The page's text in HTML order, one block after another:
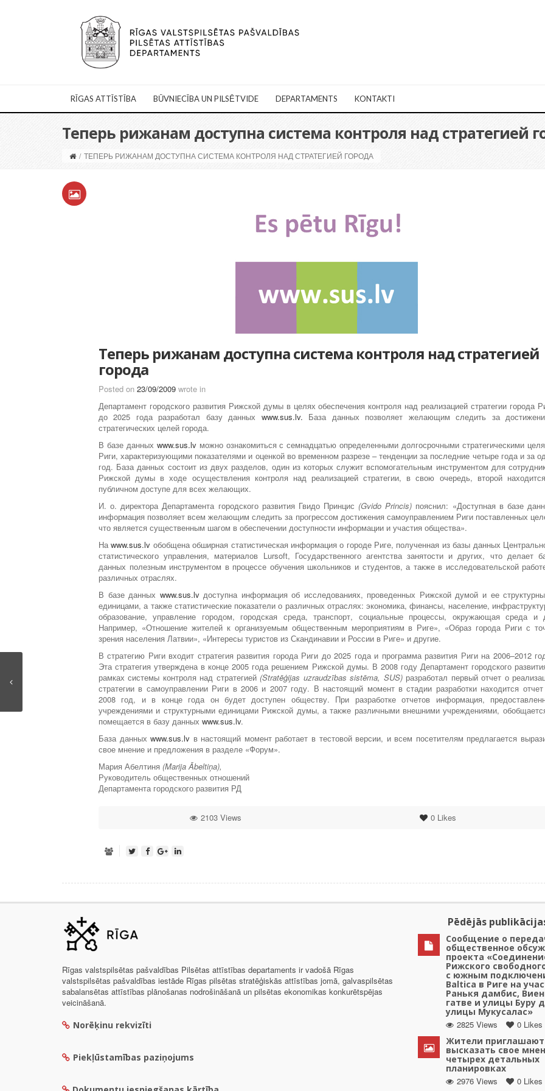
RĪGAS ATTĪSTĪBA BŪVNIECĪBA UN PILSĒTVIDE DEPARTAMENTS KONTAKTI
Теперь рижанам доступна система контроля над стратегией
/ ТЕПЕРЬ РИЖАНАМ ДОСТУПНА СИСТЕМА КОНТРОЛЯ НАД СТРАТЕГИЕЙ ГОРОДА
Теперь рижанам доступна система контроля над стратегией
города
Posted on 23/09/2009 wrote in
Департамент городского развития Рижской думы в целях обеспечения контроля над реализацией стратегии города
до 2025 года разработал базу данных www.sus.lv. База данных позволяет желающим следить за
стратегических целей города.
В базе данных www.sus.lvможно ознакомиться с семнадцатью определенными долгосрочными стратегическими
Риги, характеризующими показателями и оценкой во временном разрезе – тенденции за последние четыре года и за
год. База данных состоит из двух разделов, один из которых служит вспомогательным инструментом для
Рижской думы в ходе осуществления контроля над реализацией стратегии, в свою очередь, второй
публичном доступе для всех желающих.
И. о. директора Департамента городского развития Гвидо Принцис(Gvido Princis) пояснил: «Доступная в базе
информация позволяет всем желающим следить за прогрессом достижения самоуправлением Риги поставленных
что является существенным шагом в обеспечении доступности информации и участия общества».
Наwww.sus.lv обобщена обширная статистическая информация о городе Риге, полученная из базы данных
статистического управления, материалов Lursoft, Государственного агентства занятости и других, что делает
данных полезным инструментом в процессе обучения школьников и студентов, а также в исследовательской
различных отраслях.
В базе данных www.sus.lvдоступна информация об исследованиях, проведенных Рижской думой и ее
единицами, а также статистические показатели о различных отраслях: экономика, финансы, население,
образование, управление городом, городская среда, транспорт, социальные процессы, окружающая среда и
Например, «Отношение жителей к организуемым общественным мероприятиям в Риге», «Образ города Риги с
зрения населения Латвии», «Интересы туристов из Скандинавии и России в Риге» и другие.
В стратегию Риги входит стратегия развития города Риги до 2025 года и программа развития Риги на 2006–2012
Эта стратегия утверждена в конце 2005 года решением Рижской думы. В 2008 году Департамент городского
рамках системы контроля над стратегией(Stratēģijas uzraudzības sistēma, SUS)разработал первый отчет о
стратегии в самоуправлении Риги в 2006 и 2007 году. В настоящий момент в стадии разработки находится
2008 год, и в конце года он будет доступен обществу. При разработке отчетов информация,
учреждениями и структурными единицами Рижской думы, а также различными внешними учреждениями,
помещается в базу данных www.sus.lv.
База данныхwww.sus.lv в настоящий момент работает в тестовой версии, и всем посетителям предлагается
свое мнение и предложения в разделе «Форум».
Мария Абелтиня (Marija Ābeltiņa),
Руководитель общественных отношений
Департамента городского развития РД
0Likes
2103 Views
Rīgas valstspilsētas pašvaldības Pilsētas attīstības departaments ir vadošā Rīgas
valstspilsētas pašvaldības iestāde Rīgas pilsētas stratēģiskās attīstības jomā, galvaspilsētas
sabalansētas attīstības plānošanas nodrošināšanā un pilsētas ekonomikas konkurētspējas
veicināšanā.
Norēķinu rekvizīti
Piekļūstamības paziņojums
Pēdējās
Сообщение о
общественное
проекта
Рижского
с южным
Baltica в Риге на
Ранькя дамбис,
гатве и улицы Буру
улицы Мукусалас»
2825 Views
0 Likes
Жители приглашают
высказать свое
четырех детальных
планировках
2976 Views
0 Likes